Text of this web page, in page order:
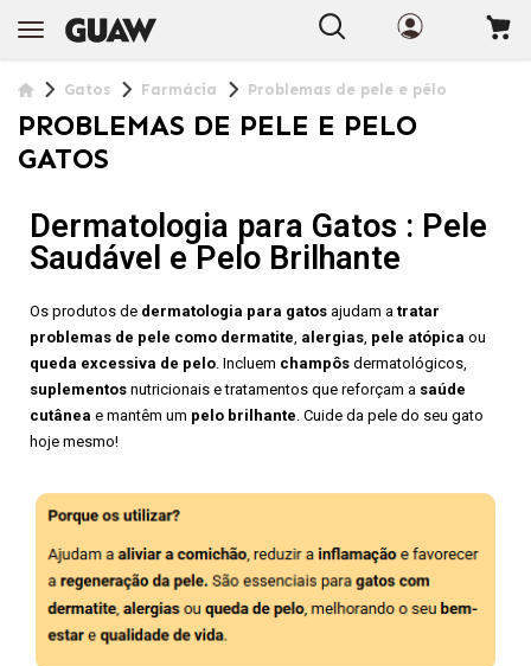
Gatos Farmácia Problemas de pele e pêlo
PROBLEMAS DE PELE E PELO
GATOS
Dermatologia para Gatos : Pele
Saudável e Pelo Brilhante
Os produtos de dermatologia para gatos ajudam a tratar
problemas de pele como dermatite, alergias, pele atópica ou
queda excessiva de pelo. Incluem champôs dermatológicos,
suplementos nutricionais e tratamentos que reforçam a saúde
cutânea e mantêm um pelo brilhante. Cuide da pele do seu gato
hoje mesmo!